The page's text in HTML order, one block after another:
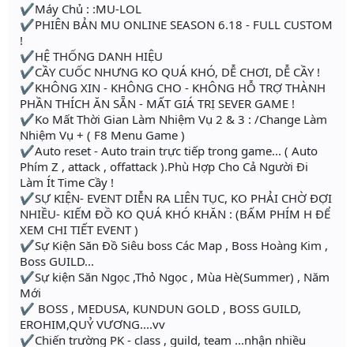
✔Máy Chủ : :MU-LOL
✔PHIÊN BẢN MU ONLINE SEASON 6.18 - FULL CUSTOM
!
✔HỆ THỐNG DANH HIỆU
✔CẦY CUỐC NHƯNG KO QUÁ KHÓ, DỄ CHƠI, DỄ CẦY !
✔KHÔNG XIN - KHÔNG CHO - KHÔNG HỖ TRỢ THÀNH
PHẦN THÍCH ĂN SẴN - MẤT GIÁ TRỊ SEVER GAME !
✔Ko Mất Thời Gian Làm Nhiệm Vụ 2 & 3 : /Change Làm
Nhiệm Vụ + ( F8 Menu Game )
✔Auto reset - Auto train trực tiếp trong game... ( Auto
Phím Z , attack , offattack ).Phù Hợp Cho Cả Người Đi
Làm Ít Time Cầy !
✔SỰ KIỆN- EVENT DIỄN RA LIÊN TỤC, KO PHẢI CHỜ ĐỢI
NHIỀU- KIẾM ĐỒ KO QUÁ KHÓ KHĂN : (BẤM PHÍM H ĐỂ
XEM CHI TIẾT EVENT )
✔Sự Kiện Săn Đồ Siêu boss Các Map , Boss Hoàng Kim ,
Boss GUILD...
✔Sự kiện Săn Ngọc ,Thỏ Ngọc , Mùa Hè(Summer) , Năm
Mới
✔ BOSS , MEDUSA, KUNDUN GOLD , BOSS GUILD,
EROHIM,QUỶ VƯƠNG....vv
✔Chiến trường PK - class , guild, team ...nhận nhiều